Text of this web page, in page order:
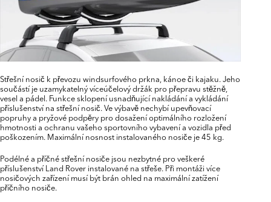
Střešní nosič k převozu windsurfového prkna, kánoe či kajaku. Jeho
součástí je uzamykatelný víceúčelový držák pro přepravu stěžně,
vesel a pádel. Funkce sklopení usnadňující nakládání a vykládání
příslušenství na střešní nosič. Ve výbavě nechybí upevňovací
popruhy a pryžové podpěry pro dosažení optimálního rozložení
hmotnosti a ochranu vašeho sportovního vybavení a vozidla před
poškozením. Maximální nosnost instalovaného nosiče je 45 kg.
Podélné a příčné střešní nosiče jsou nezbytné pro veškeré
příslušenství Land Rover instalované na střeše. Při montáži více
nosičových zařízení musí být brán ohled na maximální zatížení
příčního nosiče.